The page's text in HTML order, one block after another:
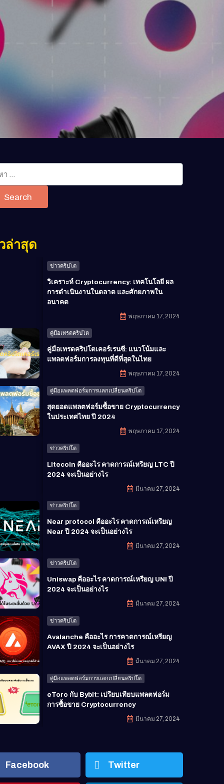
Search
ล่าสุด
ข่าวคริปโต
วิเคราะห์ Cryptocurrency: เทคโนโลยี ผล
การดำเนินงานในตลาด และศักยภาพใน
อนาคต
พฤษภาคม 17, 2024
คู่มือเทรดคริปโต
คู่มือเทรดคริปโตเคอร์เรนซี: แนวโน้มและ
แพลตฟอร์มการลงทุนที่ดีที่สุดในไทย
พฤษภาคม 17, 2024
คู่มือแพลตฟอร์มการแลกเปลี่ยนคริปโต
สุดยอดแพลตฟอร์มซื้อขาย Cryptocurrency
ในประเทศไทย ปี 2024
พฤษภาคม 17, 2024
ข่าวคริปโต
Litecoin คืออะไร คาดการณ์เหรียญ LTC ปี
2024 จะเป็นอย่างไร
มีนาคม 27, 2024
ข่าวคริปโต
Near protocol คืออะไร คาดการณ์เหรียญ
Near ปี 2024 จะเป็นอย่างไร
มีนาคม 27, 2024
ข่าวคริปโต
Uniswap คืออะไร คาดการณ์เหรียญ UNI ปี
2024 จะเป็นอย่างไร
มีนาคม 27, 2024
ข่าวคริปโต
Avalanche คืออะไร การคาดการณ์เหรียญ
AVAX ปี 2024 จะเป็นอย่างไร
มีนาคม 27, 2024
คู่มือแพลตฟอร์มการแลกเปลี่ยนคริปโต
eToro กับ Bybit: เปรียบเทียบแพลตฟอร์ม
การซื้อขาย Cryptocurrency
มีนาคม 27, 2024
Facebook Twitter